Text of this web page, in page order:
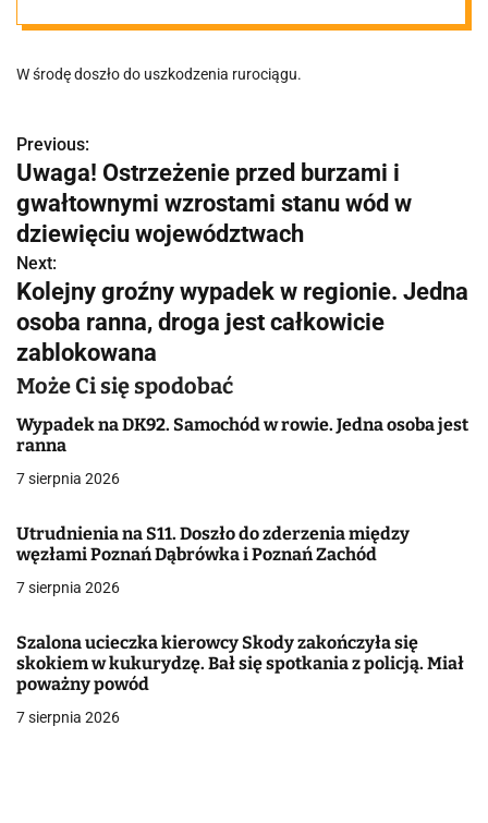
Jest film
W środę doszło do uszkodzenia rurociągu.
N
a
w
i
g
a
c
j
a
w
p
s
u
Previous:
Uwaga! Ostrzeżenie przed burzami i
gwałtownymi wzrostami stanu wód w
dziewięciu województwach
Next:
Kolejny groźny wypadek w regionie. Jedna
osoba ranna, droga jest całkowicie
zablokowana
Może Ci się spodobać
Wypadek na DK92. Samochód w rowie. Jedna osoba jest
ranna
7 sierpnia 2026
Utrudnienia na S11. Doszło do zderzenia między
węzłami Poznań Dąbrówka i Poznań Zachód
7 sierpnia 2026
Szalona ucieczka kierowcy Skody zakończyła się
skokiem w kukurydzę. Bał się spotkania z policją. Miał
poważny powód
7 sierpnia 2026